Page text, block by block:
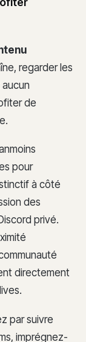
regarder les
de
pour
à côté
des
privé.
directement
par suivre
imprégnez-